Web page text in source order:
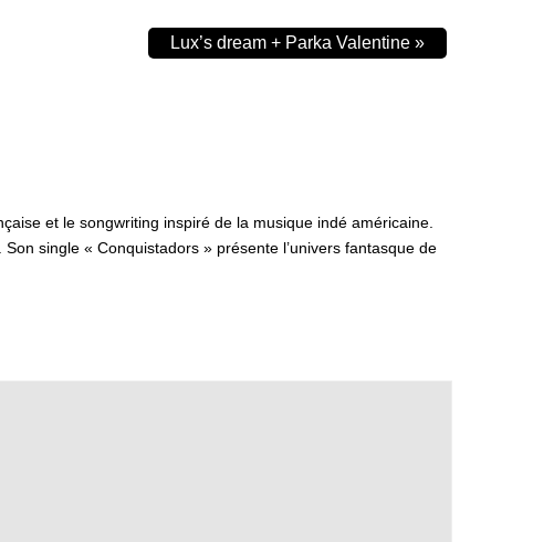
Lux’s dream + Parka Valentine »
et le songwriting inspiré de la musique indé américaine.
single « Conquistadors » présente l’univers fantasque de